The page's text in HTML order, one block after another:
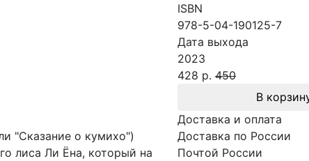
ISBN
978-5-04-190125-7
Дата выхода
2023
428 р. 450
В
"Сказание о кумихо")
лиса Ли Ёна, который на
Доставка и оплата
Доставка по России
Почтой России